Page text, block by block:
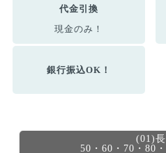
代金引換
現金のみ！
銀行振込OK！
(01)長
50・60・70・80